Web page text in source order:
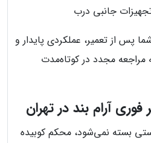
جانبی درب
پس از تعمیر، عملکردی پایدار و
مراجعه مجدد در کوتاه‌مدت
آرام بند در تهران
بسته نمی‌شود، محکم کوبیده